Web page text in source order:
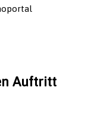
Auftritt